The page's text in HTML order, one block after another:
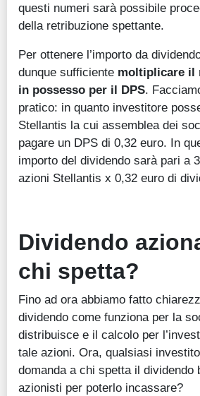
questi numeri sarà possibile
della retribuzione spettante.
Per ottenere l’importo da
dunque sufficiente moltiplicare il
in possesso per il DPS.
pratico: in quanto investitore
Stellantis la cui assemblea dei
pagare un DPS di 0,32 euro. In
importo del dividendo sarà pari a
azioni Stellantis x 0,32 euro di
Dividendo
chi spetta?
Fino ad ora abbiamo fatto
dividendo come funziona per la
distribuisce e il calcolo per
tale azioni. Ora, qualsiasi
domanda a chi spetta il dividendo
azionisti per poterlo incassare?